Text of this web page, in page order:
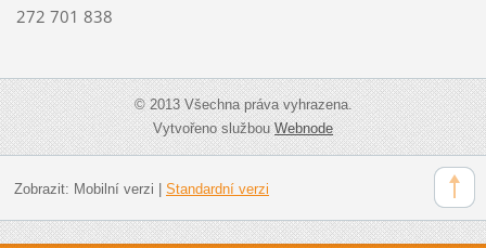
272 701 838
© 2013 Všechna práva vyhrazena.
Vytvořeno službouWebnode
Zobrazit: Mobilní verzi Standardní verzi